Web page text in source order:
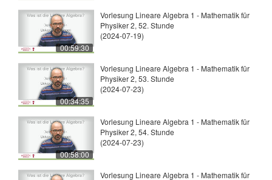
00:59:30
Vorlesung Lineare Algebra 1 - Mathematik für
Physiker 2, 52. Stunde
(2024-07-19)
00:34:35
Vorlesung Lineare Algebra 1 - Mathematik für
Physiker 2, 53. Stunde
(2024-07-23)
00:58:00
Vorlesung Lineare Algebra 1 - Mathematik für
Physiker 2, 54. Stunde
(2024-07-23)
Vorlesung Lineare Algebra 1 - Mathematik für